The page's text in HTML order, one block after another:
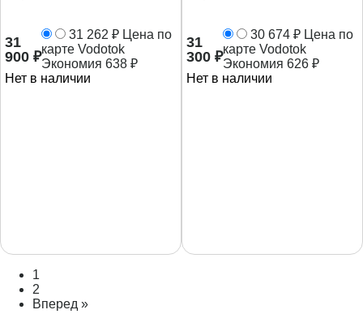
31
900 ₽
31 262 ₽ Цена по
карте Vodotok
Экономия 638 ₽
Нет в наличии
31
300 ₽
30 674 ₽ Цена по
карте Vodotok
Экономия 626 ₽
Нет в наличии
1
2
Вперед »